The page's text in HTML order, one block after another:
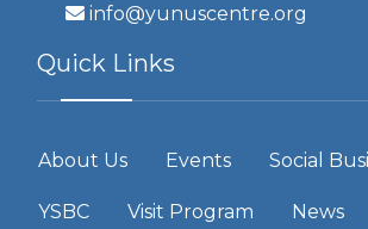
info@yunuscentre.org
Quick Links
About Us Events Social
YSBC Visit Program News